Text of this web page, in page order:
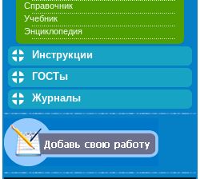
Справочник
Учебник
Энциклопедия
Инструкции
ГОСТы
Журналы